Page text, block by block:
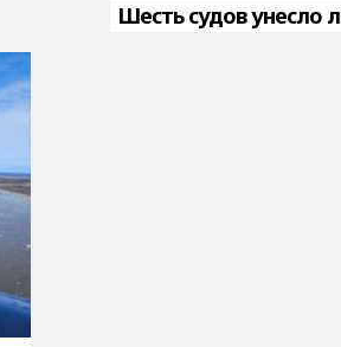
Шесть судов унесло